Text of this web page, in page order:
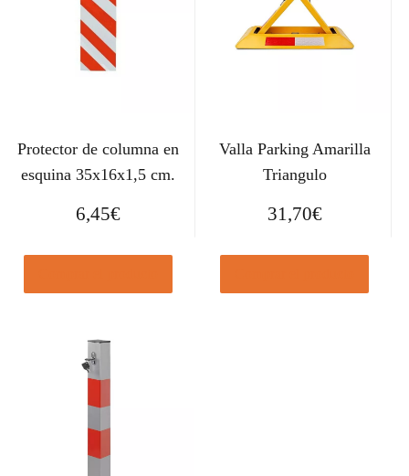
Protector de columna en
esquina 35x16x1,5 cm.
6,45€
Valla Parking Amarilla
Triangulo
31,70€